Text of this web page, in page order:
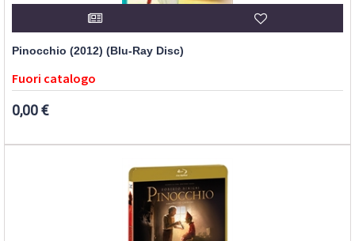
Pinocchio (2012) (Blu-Ray Disc)
Fuori catalogo
0,00 €